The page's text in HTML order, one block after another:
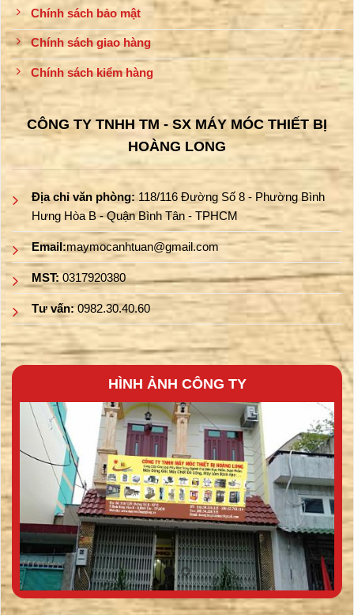
Chính sách bảo mật
Chính sách giao hàng
Chính sách kiểm hàng
CÔNG TY TNHH TM - SX MÁY MÓC THIẾT BỊ
HOÀNG LONG
Địa chỉ văn phòng: 118/116 Đường Số 8 - Phường Bình
Hưng Hòa B - Quận Bình Tân - TPHCM
Email:maymocanhtuan@gmail.com
MST:0317920380
Tư vấn:0982.30.40.60
HÌNH ẢNH CÔNG TY